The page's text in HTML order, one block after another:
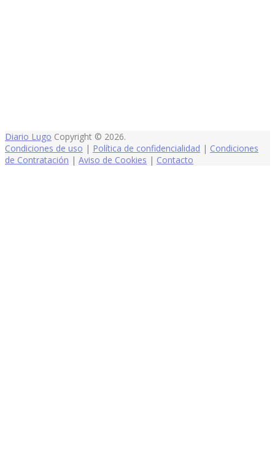
Diario Lugo Copyright © 2026.
Condiciones de uso | Política de confidencialidad | Condiciones
de Contratación | Aviso de Cookies | Contacto